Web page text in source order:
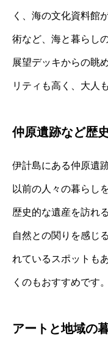
く、海の文化資料館
術など、海と暮らし
展望デッキからの眺
リティも高く、大人
仲原遺跡など歴
伊計島にある仲原遺
以前の人々の暮らし
歴史的な遺産を訪れ
自然との関りを感じ
れているスポットも
くのもおすすめです。
アートと地域の